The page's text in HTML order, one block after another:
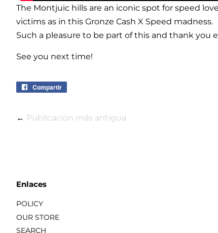
The Montjuic hills are an iconic spot for speed
victims as in this Gronze Cash X Speed madness.
Such a pleasure to be part of this and thank you
See you next time!
Compartir
← Publicación más antigua
Enlaces
POLICY
OUR STORE
SEARCH